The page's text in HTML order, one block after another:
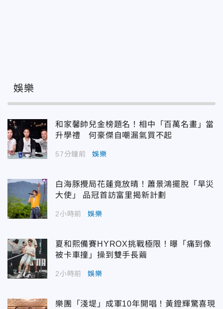
娛樂
和家馨帥兒金榜題名！相中「百萬名畫」當
升學禮 何豪傑自嘲漏氣買不起
57分鐘前 娛樂
白海豚攪局花蓮竟放晴！蕭景鴻擺脫「旱災
大使」 品冠首訪富里揭新計劃
2小時前 娛樂
夏和熙備賽HYROX挑戰極限！曝「痛到像
被卡車撞」操到雙手長繭
2小時前 娛樂
樂團「淺堤」成軍10年開唱！黃鐙輝驚喜現